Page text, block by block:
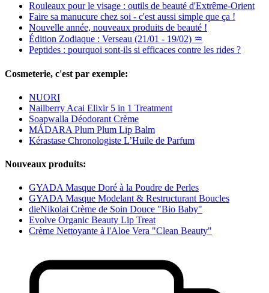
Rouleaux pour le visage : outils de beauté d'Extrême-Orient
Faire sa manucure chez soi - c'est aussi simple que ça !
Nouvelle année, nouveaux produits de beauté !
Édition Zodiaque : Verseau (21/01 - 19/02) ♒
Peptides : pourquoi sont-ils si efficaces contre les rides ?
Cosmeterie, c'est par exemple:
NUORI
Nailberry Acai Elixir 5 in 1 Treatment
Soapwalla Déodorant Crème
MÁDARA Plum Plum Lip Balm
Kérastase Chronologiste L’Huile de Parfum
Nouveaux produits:
GYADA Masque Doré à la Poudre de Perles
GYADA Masque Modelant & Restructurant Boucles
dieNikolai Crème de Soin Douce "Bio Baby"
Evolve Organic Beauty Lip Treat
Crème Nettoyante à l'Aloe Vera "Clean Beauty"